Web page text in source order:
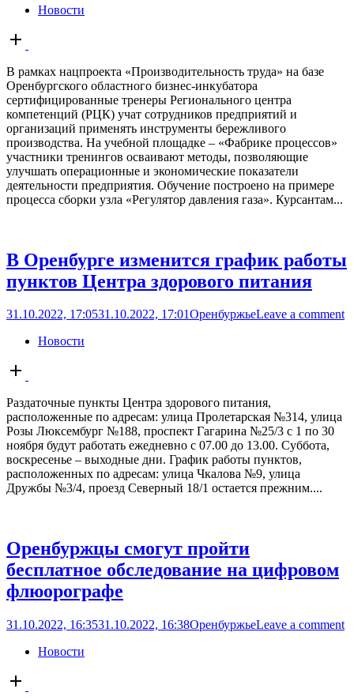
Новости
Open
post
В рамках нацпроекта «Производительность труда» на базе
Оренбургского областного бизнес-инкубатора
сертифицированные тренеры Регионального центра
компетенций (РЦК) учат сотрудников предприятий и
организаций применять инструменты бережливого
производства. На учебной площадке – «Фабрике процессов»
участники тренингов осваивают методы, позволяющие
улучшать операционные и экономические показатели
деятельности предприятия. Обучение построено на примере
процесса сборки узла «Регулятор давления газа». Курсантам...
В Оренбурге изменится график работы
пунктов Центра здорового питания
31.10.2022, 17:0531.10.2022, 17:01ОренбуржьеLeave a comment
Новости
Open
post
Раздаточные пункты Центра здорового питания,
расположенные по адресам: улица Пролетарская №314, улица
Розы Люксембург №188, проспект Гагарина №25/3 с 1 по 30
ноября будут работать ежедневно с 07.00 до 13.00. Суббота,
воскресенье – выходные дни. График работы пунктов,
расположенных по адресам: улица Чкалова №9, улица
Дружбы №3/4, проезд Северный 18/1 остается прежним....
Оренбуржцы смогут пройти
бесплатное обследование на цифровом
флюорографе
31.10.2022, 16:3531.10.2022, 16:38ОренбуржьеLeave a comment
Новости
Open
post